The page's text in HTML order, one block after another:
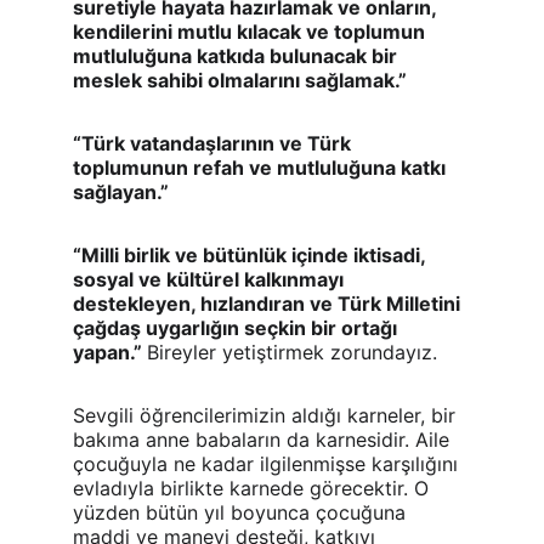
suretiyle hayata hazırlamak ve onların,
kendilerini mutlu kılacak ve toplumun
mutluluğuna katkıda bulunacak bir
meslek sahibi olmalarını sağlamak.”
“Türk vatandaşlarının ve Türk
toplumunun refah ve mutluluğuna katkı
sağlayan.”
“Milli birlik ve bütünlük içinde iktisadi,
sosyal ve kültürel kalkınmayı
destekleyen, hızlandıran ve Türk Milletini
çağdaş uygarlığın seçkin bir ortağı
yapan.” Bireyler yetiştirmek zorundayız.
Sevgili öğrencilerimizin aldığı karneler, bir
bakıma anne babaların da karnesidir. Aile
çocuğuyla ne kadar ilgilenmişse karşılığını
evladıyla birlikte karnede görecektir. O
yüzden bütün yıl boyunca çocuğuna
maddi ve manevi desteği, katkıyı